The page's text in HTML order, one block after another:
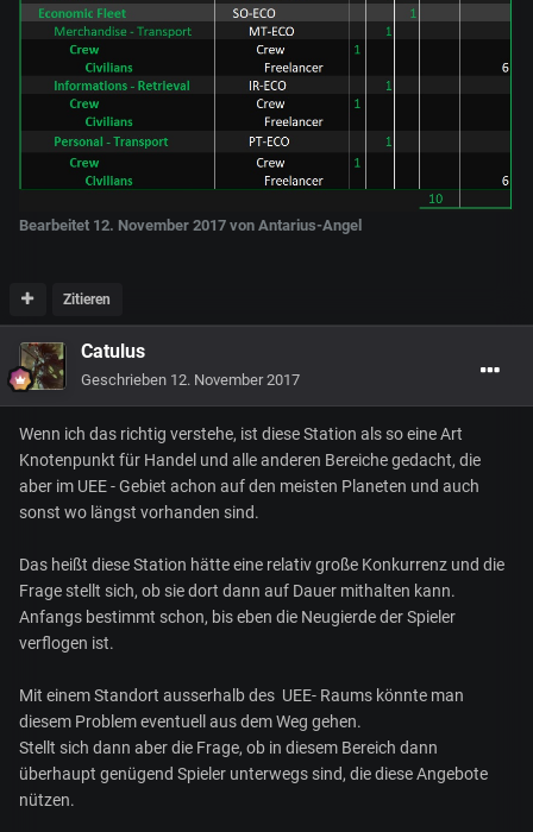
Bearbeitet 12. November 2017 von Antarius-Angel
Zitieren
Catulus
Geschrieben 12. November 2017
Wenn ich das richtig verstehe, ist diese Station als so eine Art
Knotenpunkt für Handel und alle anderen Bereiche gedacht, die
aber im UEE - Gebiet achon auf den meisten Planeten und auch
sonst wo längst vorhanden sind.
Das heißt diese Station hätte eine relativ große Konkurrenz und die
Frage stellt sich, ob sie dort dann auf Dauer mithalten kann.
Anfangs bestimmt schon, bis eben die Neugierde der Spieler
verflogen ist.
Mit einem Standort ausserhalb des UEE- Raums könnte man
diesem Problem eventuell aus dem Weg gehen.
Stellt sich dann aber die Frage, ob in diesem Bereich dann
überhaupt genügend Spieler unterwegs sind, die diese Angebote
nützen.